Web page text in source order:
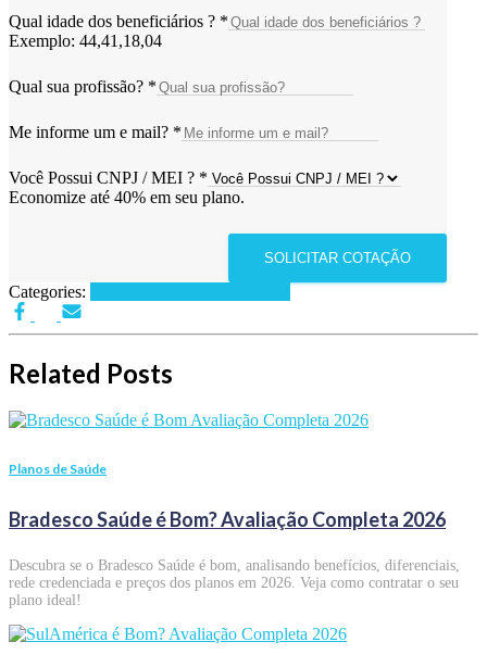
Qual idade dos beneficiários ? *
Exemplo: 44,41,18,04
Qual sua profissão? *
Me informe um e mail? *
Você Possui CNPJ / MEI ? *
Economize até 40% em seu plano.
SOLICITAR COTAÇÃO
Categories:
Related Posts
Planos de Saúde
Bradesco Saúde é Bom? Avaliação Completa 2026
Descubra se o Bradesco Saúde é bom, analisando benefícios, diferenciais,
rede credenciada e preços dos planos em 2026. Veja como contratar o seu
plano ideal!